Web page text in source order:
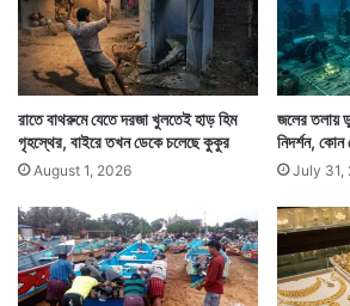
দেশকে আরও সমৃদ্ধ করে তুলতে
সেনারও অস্তিত্ব রয়েছে কারণ দেশের
রাতে বাথরুমে যেতে দরজা খুলতেই হাড় হিম
গৃহস্থের, বাইরে তখন ডেকে চলেছে কুকুর
August 1, 2026
জলের তলায়
নিদর্শন,
July 31,